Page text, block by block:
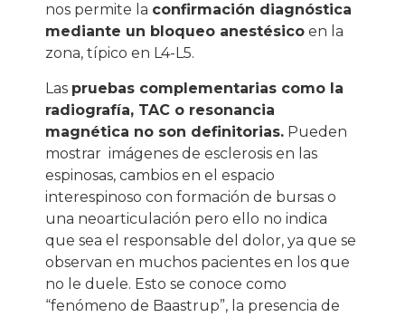
nos permite la confirmación diagnóstica
mediante un bloqueo anestésico en la
zona, típico en L4-L5.
Las pruebas complementarias como la
radiografía, TAC o resonancia
magnética no son definitorias. Pueden
mostrar imágenes de esclerosis en las
espinosas, cambios en el espacio
interespinoso con formación de bursas o
una neoarticulación pero ello no indica
que sea el responsable del dolor, ya que se
observan en muchos pacientes en los que
no le duele. Esto se conoce como
“fenómeno de Baastrup”, la presencia de